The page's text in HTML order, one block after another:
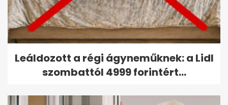
Leáldozott a régi ágyneműknek: a Lidl
szombattól 4999 forintért...